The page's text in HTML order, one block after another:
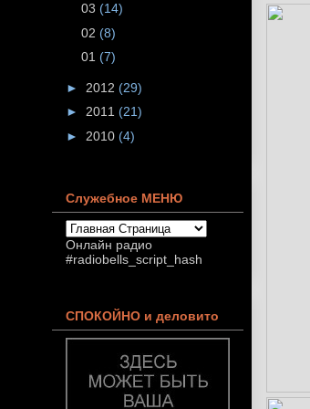
03 (14)
02 (8)
01 (7)
► 2012 (29)
► 2011 (21)
► 2010 (4)
Служебное МЕНЮ
Онлайн радио
#radiobells_script_hash
СПОКОЙНО и деловито